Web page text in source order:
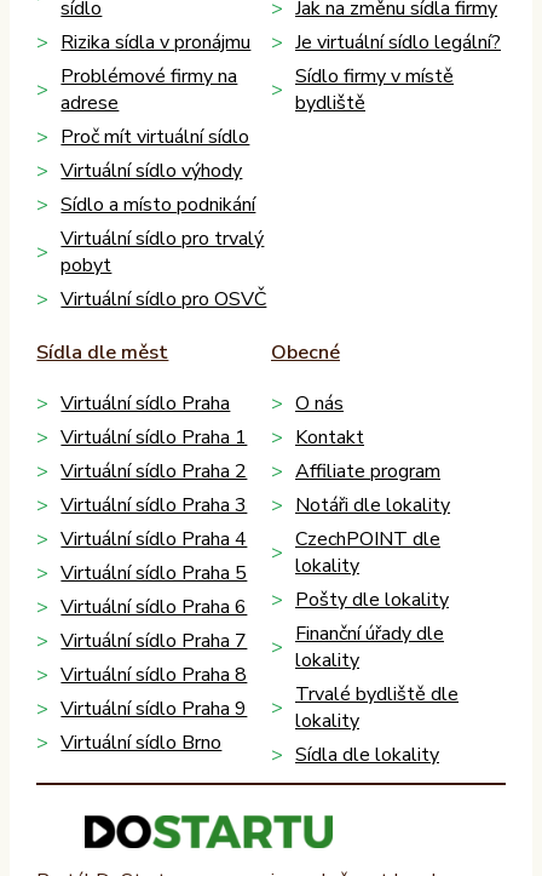
sídlo
Rizika sídla v pronájmu
Problémové firmy na
adrese
Proč mít virtuální sídlo
Virtuální sídlo výhody
Sídlo a místo podnikání
Virtuální sídlo pro trvalý
pobyt
Virtuální sídlo pro OSVČ
Jak na změnu sídla firmy
Je virtuální sídlo legální?
Sídlo firmy v místě
bydliště
Sídla dle měst
Virtuální sídlo Praha
Virtuální sídlo Praha 1
Virtuální sídlo Praha 2
Virtuální sídlo Praha 3
Virtuální sídlo Praha 4
Virtuální sídlo Praha 5
Virtuální sídlo Praha 6
Virtuální sídlo Praha 7
Virtuální sídlo Praha 8
Virtuální sídlo Praha 9
Virtuální sídlo Brno
Obecné
O nás
Kontakt
Affiliate program
Notáři dle lokality
CzechPOINT dle
lokality
Pošty dle lokality
Finanční úřady dle
lokality
Trvalé bydliště dle
lokality
Sídla dle lokality